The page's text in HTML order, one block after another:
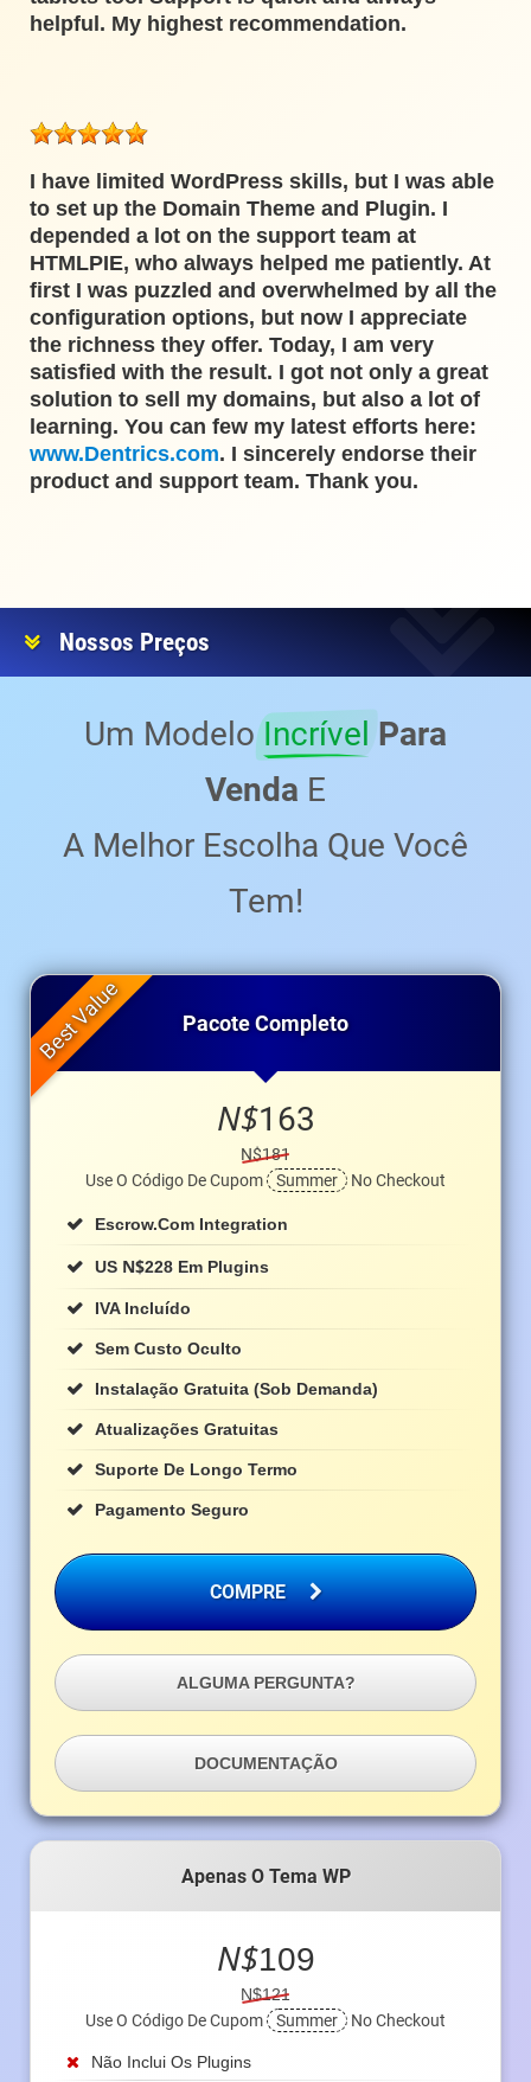
helpful. My highest recommendation.
I have limited WordPress skills, but I was able
to set up the Domain Theme and Plugin. I
depended a lot on the support team at
HTMLPIE, who always helped me patiently. At
first I was puzzled and overwhelmed by all the
configuration options, but now I appreciate
the richness they offer. Today, I am very
satisfied with the result. I got not only a great
solution to sell my domains, but also a lot of
learning. You can few my latest efforts here:
www.Dentrics.com. I sincerely endorse their
product and support team. Thank you.
Nossos Preços
Um ModeloIncrível Para
Venda E
A Melhor Escolha Que Você
Tem!
Pacote Completo
N$163
N$181
Use O Código De Cupom
Summer No Checkout
Escrow.com Integration
US N$228 Em Plugins
IVA Incluído
Sem Custo Oculto
Instalação Gratuita (sob Demanda)
Atualizações Gratuitas
Suporte De Longo Termo
Pagamento Seguro
COMPRE
ALGUMA PERGUNTA?
DOCUMENTAÇÃO
Apenas O Tema WP
N$109
N$121
Use O Código De Cupom
Summer No Checkout
Não Inclui Os Plugins